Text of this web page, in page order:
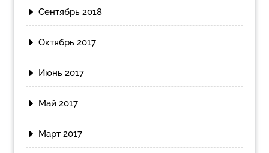
Сентябрь 2018
Октябрь 2017
Июнь 2017
Май 2017
Март 2017